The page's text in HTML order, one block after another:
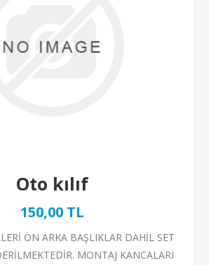
Oto kılıf
150,00 TL
ÖN ARKA BAŞLIKLAR DAHİL SET
MONTAJ KANCALARI